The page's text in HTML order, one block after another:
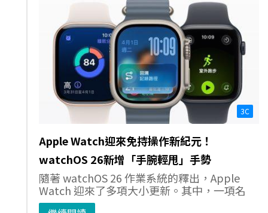
3C
Apple Watch迎來免持操作新紀元！
watchOS 26新增「手腕輕甩」手勢
隨著 watchOS 26 作業系統的釋出，Apple
Watch 迎來了多項大小更新。其中，一項名